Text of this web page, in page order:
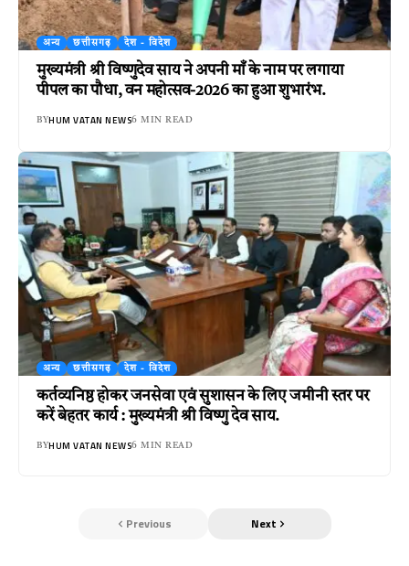
अन्य छत्तीसगढ़ देश - विदेश
मुख्यमंत्री श्री विष्णुदेव साय ने अपनी माँ के नाम पर लगाया
पीपल का पौधा, वन महोत्सव-2026 का हुआ शुभारंभ.
BYHUM VATAN NEWS6 MIN READ
अन्य छत्तीसगढ़ देश - विदेश
कर्तव्यनिष्ठ होकर जनसेवा एवं सुशासन के लिए जमीनी स्तर पर
करें बेहतर कार्य : मुख्यमंत्री श्री विष्णु देव साय.
BYHUM VATAN NEWS6 MIN READ
Previous Next